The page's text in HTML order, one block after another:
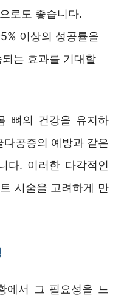
로도 좋습니다.
이상의 성공률을
는 효과를 기대할
뼈의 건강을 유지하
공증의 예방과 같은
다. 이러한 다각적인
시술을 고려하게 만
에서 그 필요성을 느